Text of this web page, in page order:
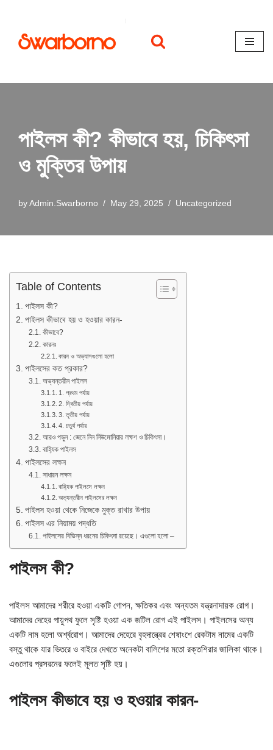
Skip
পাইলস কী? কীভাবে হয়, চিকিৎসা
ও মুক্তির উপায়
by Admin.Swarborno May 29, 2025 Uncategorized
Table of Contents
পাইলস কী?
পাইলস কীভাবে হয় ও হওয়ার কারন-
কীভাবে?
কারনঃ
কারন ও অভ্যাসগুলো হলো
পাইলসের কত প্রকার?
অভ্যন্তরীন পাইলস
1. প্রথম পর্যায়
2. দ্বিতীয় পর্যায়
3. তৃতীয় পর্যায়
4. চতুর্থ পর্যায়
আরও পড়ুন : জেনে নিন নিউমোনিয়ার লক্ষণ ও চিকিৎসা।
বাহ্যিক পাইলস
পাইলসের লক্ষন
সাধারন লক্ষন
বাহ্যিক পাইলসে লক্ষন
অভ্যন্তরীন পাইলসের লক্ষন
পাইলস হওয়া থেকে নিজেকে মুক্ত রাখার উপায়
পাইলস এর নিয়াময় পদ্ধতি
পাইলসের বিভিন্ন ধরনের চিকিৎসা রয়েছে। এগুলো হলো –
পাইলস কী?
পাইলস আমাদের শরীরে হওয়া একটি গোপন, ক্ষতিকর এবং অন্যতম যন্ত্রনাদায়ক রোগ।
আমাদের দেহের পায়ুপথ ফুলে সৃষ্টি হওয়া এক জটিল রোগ এই পাইলস। পাইলসের অন্য
একটি নাম হলো অর্শ্বরোগ। আমাদের দেহেরে বৃহদান্ত্রের শেষাংশে রেকটাম নামের একটি
বস্তু থাকে যার ভিতরে ও বাইরে দেখতে অনেকটা বালিশের মতো রক্তশিরার জালিকা থাকে।
এগুলোর প্রসরনের ফলেই মূলত সৃষ্টি হয়।
পাইলস কীভাবে হয় ও হওয়ার কারন-